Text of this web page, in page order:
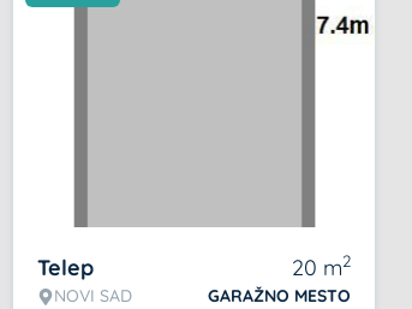
Telep
NOVI SAD
20 m2
GARAŽNO MESTO